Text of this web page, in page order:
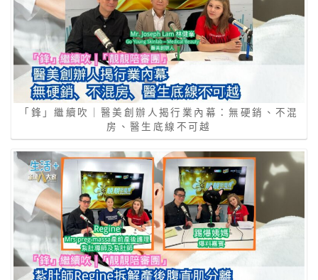
「鋒」繼續吹｜醫美創辦人揭行業內幕：無硬銷、不混
房、醫生底線不可越